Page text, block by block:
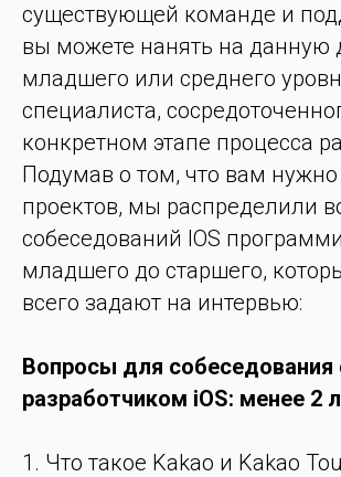
существующей команде и
вы можете нанять на данную
младшего или среднего
специалиста,
конкретном этапе процесса
Подумав о том, что вам
проектов, мы распределили
собеседований IOS
младшего до старшего,
всего задают на интервью:
Вопросы для
разработчиком iOS: менее 2
1. Что такое Kakao и Kakao